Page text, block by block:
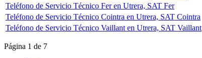
Teléfono de Servicio Técnico Fer en Utrera, SAT Fer
Teléfono de Servicio Técnico Cointra en Utrera, SAT Cointra
Teléfono de Servicio Técnico Vaillant en Utrera, SAT Vaillant
Página 1 de 7